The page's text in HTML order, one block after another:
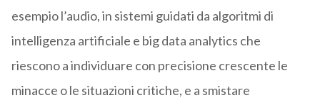
esempio l’audio, in sistemi guidati da algoritmi di
intelligenza artificiale e big data analytics che
riescono a individuare con precisione crescente le
minacce o le situazioni critiche, e a smistare